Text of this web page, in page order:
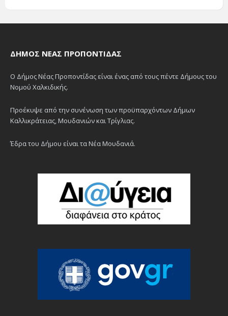
ΔΉΜΟΣ ΝΈΑΣ ΠΡΟΠΟΝΤΊΔΑΣ
Ο Δήμος Νέας Προποντίδας είναι ένας από τους πέντε Δήμους του
Νομού Χαλκιδικής.
Προέκυψε από την συνένωση των προϋπαρχόντων Δήμων
Καλλικράτειας, Μουδανιών και Τρίγλιας.
Έδρα του Δήμου είναι τα Νέα Μουδανιά.